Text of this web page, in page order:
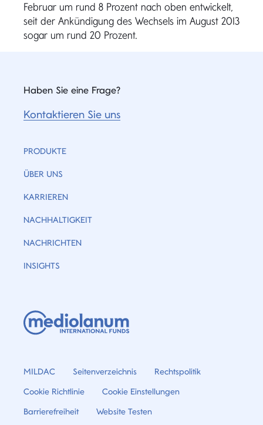
Februar um rund 8 Prozent nach oben entwickelt,
seit der Ankündigung des Wechsels im August 2013
sogar um rund 20 Prozent.
Haben Sie eine Frage?
Kontaktieren Sie uns
PRODUKTE
ÜBER UNS
KARRIEREN
NACHHALTIGKEIT
NACHRICHTEN
INSIGHTS
MILDAC Seitenverzeichnis Rechtspolitik
Cookie Richtlinie Cookie Einstellungen
Barrierefreiheit Website Testen